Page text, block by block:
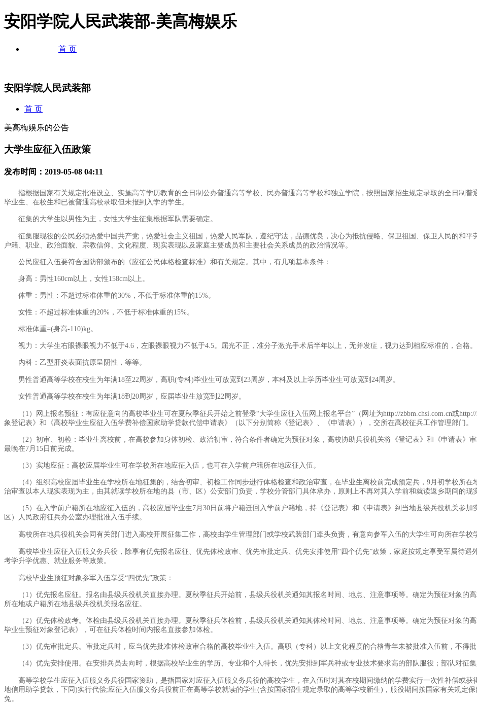
安阳学院人民武装部-美高梅娱乐
首 页
安阳学院人民武装部
首 页
美高梅娱乐的公告
大学生应征入伍政策
发布时间：2019-05-08 04:11
指根据国家有关规定批准设立、实施高等学历教育的全日制公办普通高等学校、民办普通高等学校和独立学院，按照国家招生规定录取的全日制
毕业生、在校生和已被普通高校录取但未报到入学的学生。
征集的大学生以男性为主，女性大学生征集根据军队需要确定。
征集服现役的公民必须热爱中国共产党，热爱社会主义祖国，热爱人民军队，遵纪守法，品德优良，决心为抵抗侵略、保卫祖国、保卫人民的和平
户籍、职业、政治面貌、宗教信仰、文化程度、现实表现以及家庭主要成员和主要社会关系成员的政治情况等。
公民应征入伍要符合国防部颁布的《应征公民体格检查标准》和有关规定。其中，有几项基本条件：
身高：男性160cm以上，女性158cm以上。
体重：男性：不超过标准体重的30%，不低于标准体重的15%。
女性：不超过标准体重的20%，不低于标准体重的15%。
标准体重=(身高-110)kg。
视力：大学生右眼裸眼视力不低于4.6，左眼裸眼视力不低于4.5。屈光不正，准分子激光手术后半年以上，无并发症，视力达到相应标准的，合格。
内科：乙型肝炎表面抗原呈阴性，等等。
男性普通高等学校在校生为年满18至22周岁，高职(专科)毕业生可放宽到23周岁，本科及以上学历毕业生可放宽到24周岁。
女性普通高等学校在校生为年满18到20周岁，应届毕业生放宽到22周岁。
（1）网上报名预征：有应征意向的高校毕业生可在夏秋季征兵开始之前登录“大学生应征入伍网上报名平台”（网址为http://zbbm.chsi.com.cn或
象登记表》和《高校毕业生应征入伍学费补偿国家助学贷款代偿申请表》（以下分别简称《登记表》、《申请表》），交所在高校征兵工作管理部门。
（2）初审、初检：毕业生离校前，在高校参加身体初检、政治初审，符合条件者确定为预征对象，高校协助兵役机关将《登记表》和《申请表》
最晚在7月15日前完成。
（3）实地应征：高校应届毕业生可在学校所在地应征入伍，也可在入学前户籍所在地应征入伍。
（4）组织高校应届毕业生在学校所在地征集的，结合初审、初检工作同步进行体格检查和政治审查，在毕业生离校前完成预定兵，9月初学校所
治审查以本人现实表现为主，由其就读学校所在地的县（市、区）公安部门负责，学校分管部门具体承办，原则上不再对其入学前和就读返乡期间的现
（5）在入学前户籍所在地应征入伍的，高校应届毕业生7月30日前将户籍迁回入学前户籍地，持《登记表》和《申请表》到当地县级兵役机关参
区）人民政府征兵办公室办理批准入伍手续。
高校所在地兵役机关会同有关部门进入高校开展征集工作，高校由学生管理部门或学校武装部门牵头负责，有意向参军入伍的大学生可向所在学校
高校毕业生应征入伍服义务兵役，除享有优先报名应征、优先体检政审、优先审批定兵、优先安排使用“四个优先”政策，家庭按规定享受军属待
考学升学优惠、就业服务等政策。
高校毕业生预征对象参军入伍享受“四优先”政策：
（1）优先报名应征。报名由县级兵役机关直接办理。夏秋季征兵开始前，县级兵役机关通知其报名时间、地点、注意事项等。确定为预征对象的
所在地或户籍所在地县级兵役机关报名应征。
（2）优先体检政考。体检由县级兵役机关直接办理。夏秋季征兵体检前，县级兵役机关通知其体检时间、地点、注意事项等。确定为预征对象的
毕业生预征对象登记表》，可在征兵体检时间内报名直接参加体检。
（3）优先审批定兵。审批定兵时，应当优先批准体检政审合格的高校毕业生入伍。高职（专科）以上文化程度的合格青年未被批准入伍前，不得
（4）优先安排使用。在安排兵员去向时，根据高校毕业生的学历、专业和个人特长，优先安排到军兵种或专业技术要求高的部队服役；部队对征
高等学校学生应征入伍服义务兵役国家资助，是指国家对应征入伍服义务兵役的高校学生，在入伍时对其在校期间缴纳的学费实行一次性补偿或
地信用助学贷款，下同)实行代偿;应征入伍服义务兵役前正在高等学校就读的学生(含按国家招生规定录取的高等学校新生)，服役期间按国家有关规定
免。